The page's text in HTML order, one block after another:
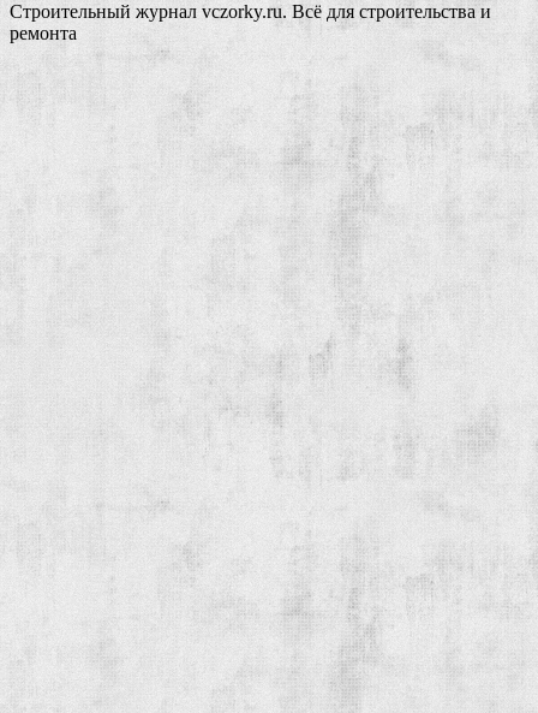
Строительный журнал vczorky.ru. Всё для строительства и
ремонта